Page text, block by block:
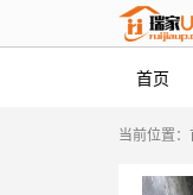
首页
当前位置：